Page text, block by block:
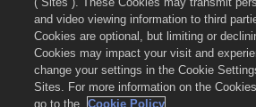
Para İadesi Politikası
Mağaza Desteği
Oyun Desteği
Çerez Ayarları
and video viewing information to third
Cookies are optional, but limiting or
Cookies may impact your visit and
change your settings in the Cookie
Sites. For more information on the
go to the
Cookie Policy